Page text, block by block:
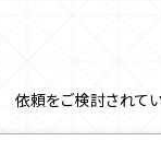
依頼をご検討されて